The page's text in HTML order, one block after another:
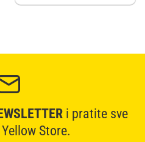
i pratite sve
Store.